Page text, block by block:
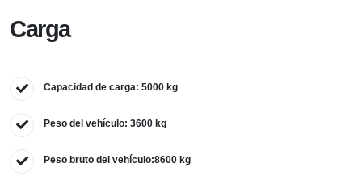
Carga
Capacidad de carga: 5000 kg
Peso del vehículo: 3600 kg
Peso bruto del vehículo:8600 kg